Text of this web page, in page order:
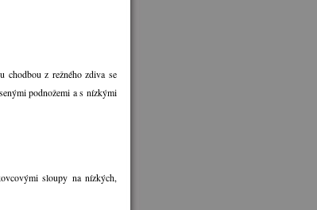
chodbou z režného zdiva se
podnožemi a s nízkými
sloupy na nízkých,